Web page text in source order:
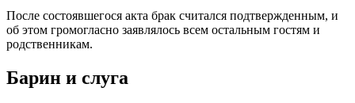
После состоявшегося акта брак считался подтвержденным, и
об этом громогласно заявлялось всем остальным гостям и
родственникам.
Барин и слуга